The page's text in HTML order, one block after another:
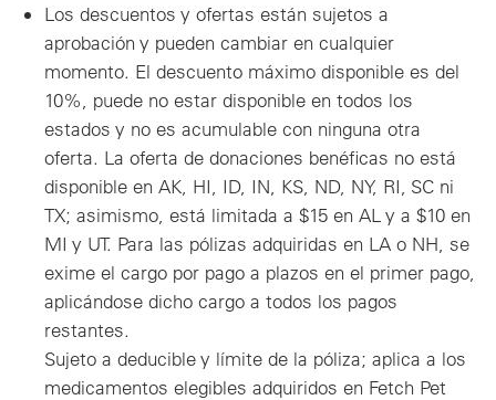
Los descuentos y ofertas están sujetos a
aprobación y pueden cambiar en cualquier
momento. El descuento máximo disponible es del
10%, puede no estar disponible en todos los
estados y no es acumulable con ninguna otra
oferta. La oferta de donaciones benéficas no está
disponible en AK, HI, ID, IN, KS, ND, NY, RI, SC ni
TX; asimismo, está limitada a $15 en AL y a $10 en
MI y UT. Para las pólizas adquiridas en LA o NH, se
exime el cargo por pago a plazos en el primer pago,
aplicándose dicho cargo a todos los pagos
restantes.
Sujeto a deducible y límite de la póliza; aplica a los
medicamentos elegibles adquiridos en Fetch Pet